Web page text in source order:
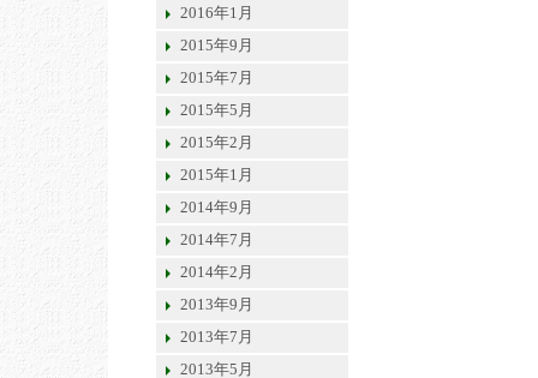
2016年1月
2015年9月
2015年7月
2015年5月
2015年2月
2015年1月
2014年9月
2014年7月
2014年2月
2013年9月
2013年7月
2013年5月